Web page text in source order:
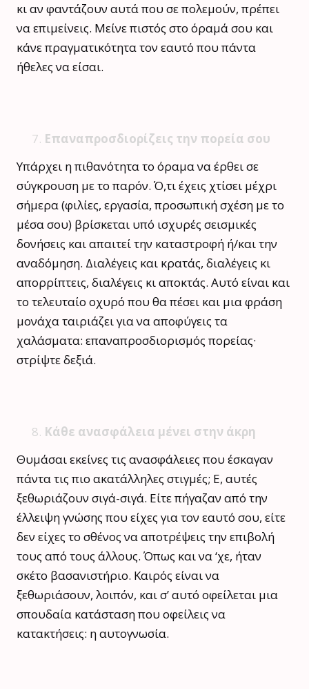
κι αν φαντάζουν αυτά που σε πολεμούν, πρέπει
να επιμείνεις. Μείνε πιστός στο όραμά σου και
κάνε πραγματικότητα τον εαυτό που πάντα
ήθελες να είσαι.
Επαναπροσδιορίζεις την πορεία σου
Υπάρχει η πιθανότητα το όραμα να έρθει σε
σύγκρουση με το παρόν. Ό,τι έχεις χτίσει μέχρι
σήμερα (φιλίες, εργασία, προσωπική σχέση με το
μέσα σου) βρίσκεται υπό ισχυρές σεισμικές
δονήσεις και απαιτεί την καταστροφή ή/και την
αναδόμηση. Διαλέγεις και κρατάς, διαλέγεις κι
απορρίπτεις, διαλέγεις κι αποκτάς. Αυτό είναι και
το τελευταίο οχυρό που θα πέσει και μια φράση
μονάχα ταιριάζει για να αποφύγεις τα
χαλάσματα: επαναπροσδιορισμός πορείας·
στρίψτε δεξιά.
Κάθε ανασφάλεια μένει στην άκρη
Θυμάσαι εκείνες τις ανασφάλειες που έσκαγαν
πάντα τις πιο ακατάλληλες στιγμές; Ε, αυτές
ξεθωριάζουν σιγά-σιγά. Είτε πήγαζαν από την
έλλειψη γνώσης που είχες για τον εαυτό σου, είτε
δεν είχες το σθένος να αποτρέψεις την επιβολή
τους από τους άλλους. Όπως και να ‘χε, ήταν
σκέτο βασανιστήριο. Καιρός είναι να
ξεθωριάσουν, λοιπόν, και σ’ αυτό οφείλεται μια
σπουδαία κατάσταση που οφείλεις να
κατακτήσεις: η αυτογνωσία.